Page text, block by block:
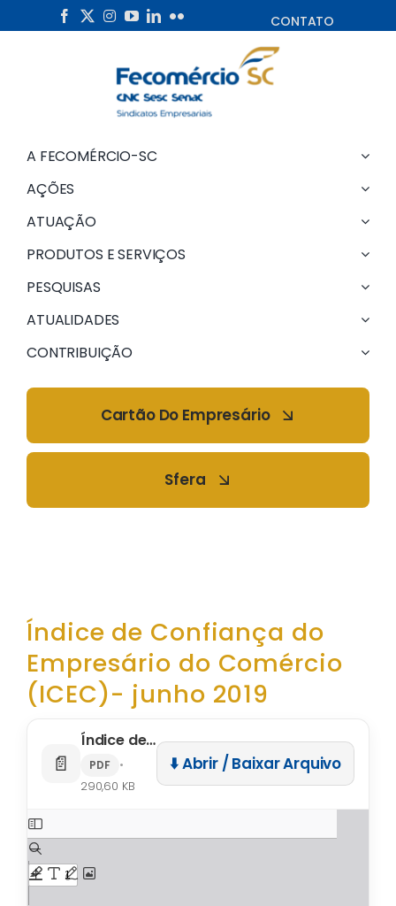
to
CONTATO
A FECOMÉRCIO-SC
AÇÕES
ATUAÇÃO
PRODUTOS E SERVIÇOS
PESQUISAS
ATUALIDADES
CONTRIBUIÇÃO
Cartão Do Empresário
Sfera
Índice de Confiança do
Empresário do Comércio
(ICEC)- junho 2019
📄
Índice de Confiança do Empresário do Comércio (ICEC)- junho 2019
PDF
•
290,60 KB
⬇️ Abrir / Baixar Arquivo